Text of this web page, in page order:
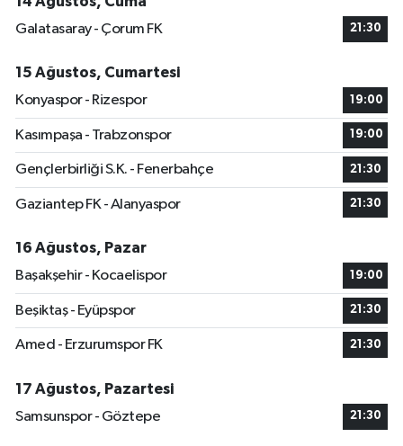
Galatasaray - Çorum FK
21:30
15 Ağustos, Cumartesi
Konyaspor - Rizespor
19:00
Kasımpaşa - Trabzonspor 19:00
Gençlerbirliği S.K. - Fenerbahçe 21:30
Gaziantep FK - Alanyaspor 21:30
16 Ağustos, Pazar
Başakşehir - Kocaelispor
19:00
Beşiktaş - Eyüpspor 21:30
Amed - Erzurumspor FK 21:30
17 Ağustos, Pazartesi
Samsunspor - Göztepe
21:30